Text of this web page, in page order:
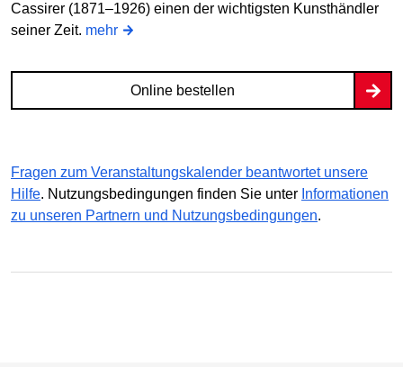
Cassirer (1871–1926) einen der wichtigsten Kunsthändler
seiner Zeit. mehr
Online bestellen
Fragen zum Veranstaltungskalender beantwortet unsere
Hilfe. Nutzungsbedingungen finden Sie unter Informationen
zu unseren Partnern und Nutzungsbedingungen.